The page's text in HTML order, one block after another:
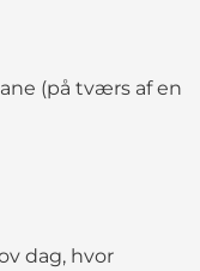
(på tværs af en
dag, hvor